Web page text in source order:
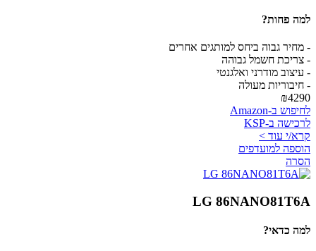
למה פחות?
- מחיר גבוה ביחס למותגים אחרים
- צריכת חשמל גבוהה
- עיצוב מודרני ואלגנטי
- חיבוריות מעולה
₪4290
לחיפוש ב-Amazon
לרכישה ב-KSP
קרא/י עוד >
הוספה למועדפים
הסרה
LG 86NANO81T6A
למה כדאי?